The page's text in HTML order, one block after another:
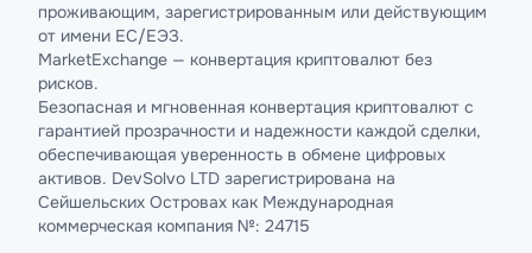
проживающим, зарегистрированным или действующим
от имени ЕС/ЕЭЗ.
MarketExchange — конвертация криптовалют без
рисков.
Безопасная и мгновенная конвертация криптовалют с
гарантией прозрачности и надежности каждой сделки,
обеспечивающая уверенность в обмене цифровых
активов. DevSolvo LTD зарегистрирована на
Сейшельских Островах как Международная
коммерческая компания №: 24715